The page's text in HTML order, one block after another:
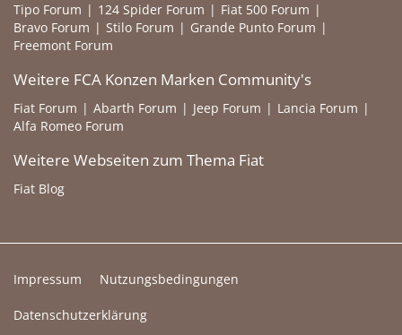
Tipo Forum 124 Spider Forum
Fiat 500 Forum
Bravo Forum
Stilo Forum
Grande Punto Forum
Freemont Forum
Weitere FCA Konzen Marken Community's
Fiat Forum Abarth Forum Jeep Forum
Lancia Forum
Alfa Romeo Forum
Weitere Webseiten zum Thema Fiat
Fiat Blog
Impressum Nutzungsbedingungen
Datenschutzerklärung